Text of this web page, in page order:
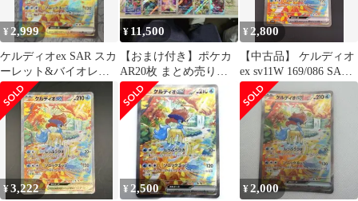
¥ 2,999
ケルディオex SAR スカ
ーレット&バイオレッ
ト 拡張パック ホワイト
フレア…
¥ 11,500
【おまけ付き】ポケカ
AR20枚 まとめ売りセ
ット【被りなし】
¥ 2,800
【中古品】 ケルディオ
ex sv11W 169/086 SAR
スカーレット＆バイオ
レット 拡張パック
ホワイトフレア ポケ
モンカード
¥3,222 ¥ 2,500 ¥2,000